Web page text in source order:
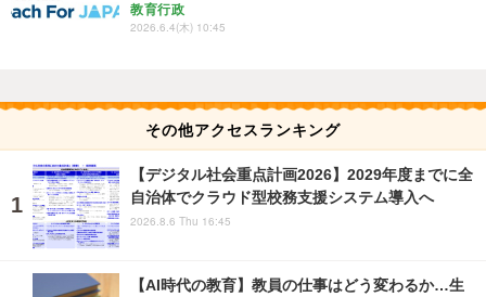
教育行政
2026.6.4(木) 10:45
その他アクセスランキング
【デジタル社会重点計画2026】2029年度までに全
自治体でクラウド型校務支援システム導入へ
2026.8.6 Thu 16:45
【AI時代の教育】教員の仕事はどう変わるか…生